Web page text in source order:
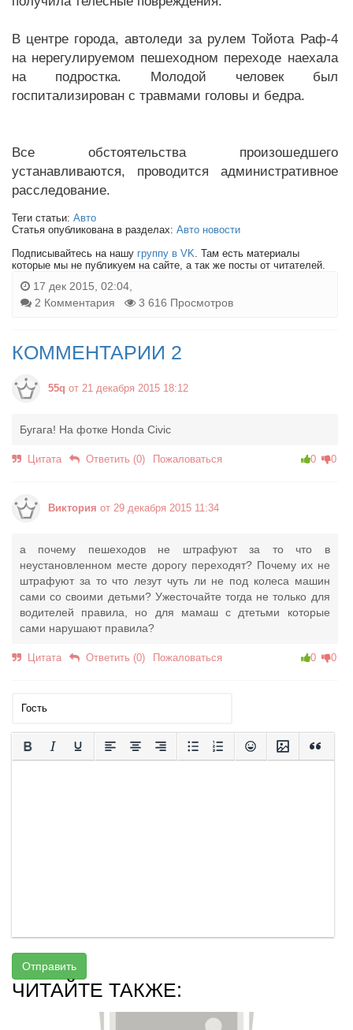
В центре города, автоледи за рулем Тойота Раф-4
на нерегулируемом пешеходном переходе наехала
на подростка. Молодой человек был
госпитализирован с травмами головы и бедра.
Все обстоятельства произошедшего
устанавливаются, проводится административное
расследование.
Теги статьи: Авто
Статья опубликована в разделах: Авто новости
Подписывайтесь на нашу группу в VK . Там есть материалы
которые мы не публикуем на сайте, а так же посты от читателей.
17 дек 2015, 02:04,
2 Комментария
3 616 Просмотров
КОММЕНТАРИИ 2
55q от 21 декабря 2015 18:12
Бугага! На фотке Honda Civic
Цитата Ответить (0) Пожаловаться 0 0
Виктория от 29 декабря 2015 11:34
а почему пешеходов не штрафуют за то что в
неустановленном месте дорогу переходят? Почему их не
штрафуют за то что лезут чуть ли не под колеса машин
сами со своими детьми? Ужесточайте тогда не только для
водителей правила, но для мамаш с дтетьми которые
сами нарушают правила?
Цитата Ответить (0) Пожаловаться 0 0
Отправить
ЧИТАЙТЕ ТАКЖЕ: